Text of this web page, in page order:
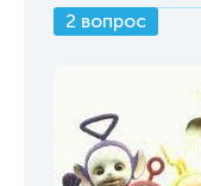
2 вопрос